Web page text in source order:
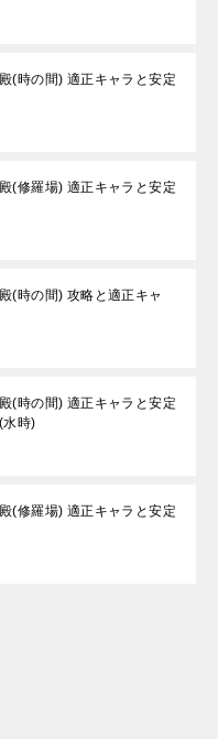
(時の間) 適正キャラと安定
(修羅場) 適正キャラと安定
(時の間) 攻略と適正キャ
(時の間) 適正キャラと安定
水時)
(修羅場) 適正キャラと安定